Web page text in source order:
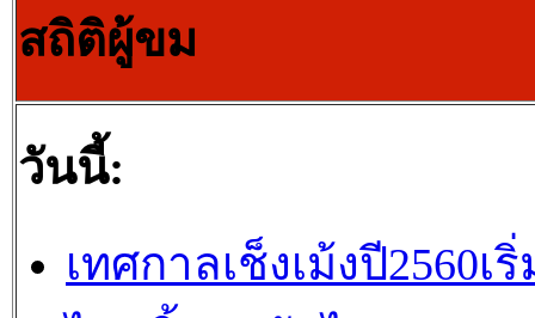
สถิติผู้ขม
วันนี้:
เทศกาลเช็งเม้งปี2560เ